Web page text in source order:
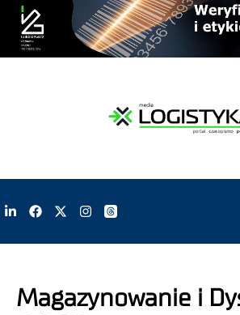
Magazynowanie i